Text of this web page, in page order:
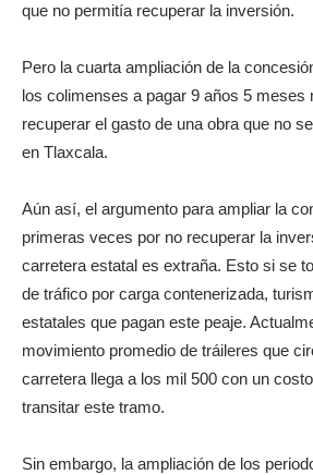
que no permitía recuperar la inversión.
Pero la cuarta ampliación de la
los colimenses a pagar 9 años 5 meses
recuperar el gasto de una obra que no
en Tlaxcala.
Aún así, el argumento para ampliar la
primeras veces por no recuperar la
carretera estatal es extraña. Esto si se
de tráfico por carga contenerizada,
estatales que pagan este peaje.
movimiento promedio de tráileres que
carretera llega a los mil 500 con un
transitar este tramo.
Sin embargo, la ampliación de los